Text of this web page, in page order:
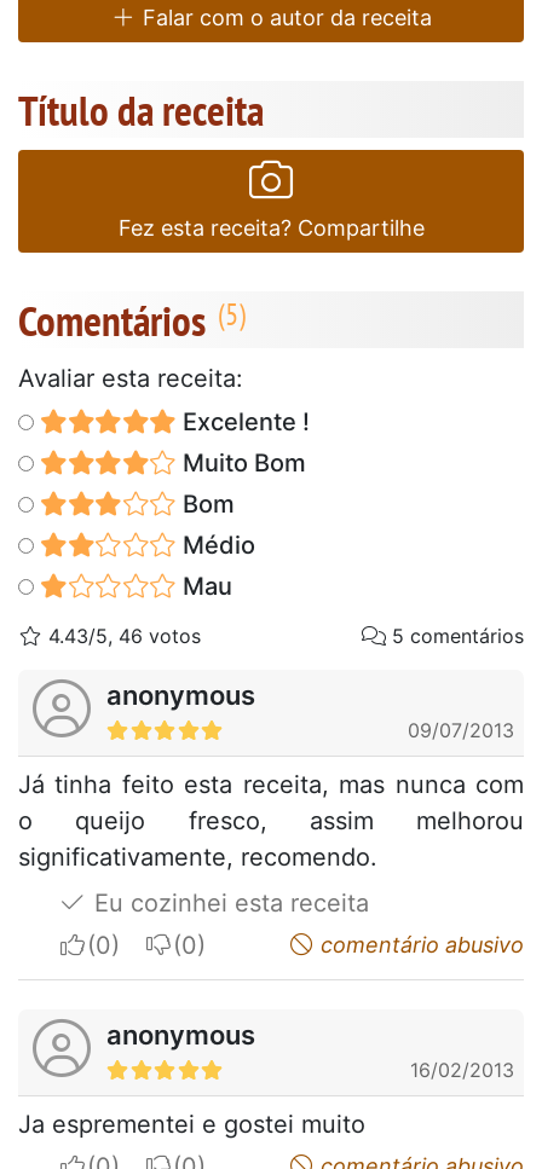
Falar com o autor da receita
Título da receita
Fez esta receita? Compartilhe
Comentários
Avaliar esta receita:
Excelente !
Muito Bom
Bom
Médio
Mau
4.43/5, 46 votos 5 comentários
anonymous
09/07/2013
Já tinha feito esta receita, mas nunca com
o queijo fresco, assim melhorou
significativamente, recomendo.
Eu cozinhei esta receita
I apreciateI do not appreciatecomentário abusivo
anonymous
16/02/2013
Ja esprementei e gostei muito